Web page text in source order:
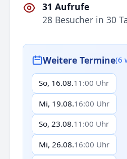
31 Aufrufe
28 Besucher in 30
Weitere Termine(6
So, 16.08.11:00 Uhr
Mi, 19.08.16:00 Uhr
So, 23.08.11:00 Uhr
Mi, 26.08.16:00 Uhr